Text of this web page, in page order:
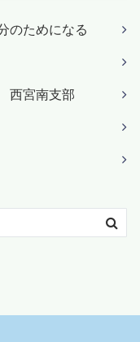
のためになる
宮南支部